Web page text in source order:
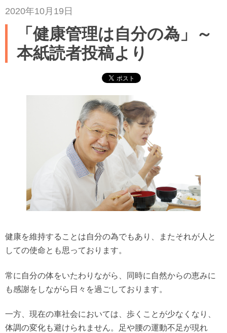
2020年10月19日
「健康管理は自分の為」～
本紙読者投稿より
健康を維持することは自分の為でもあり、またそれが人と
しての使命とも思っております。
常に自分の体をいたわりながら、同時に自然からの恵みに
も感謝をしながら日々を過ごしております。
一方、現在の車社会においては、歩くことが少なくなり、
体調の変化も避けられません。足や腰の運動不足が現れ